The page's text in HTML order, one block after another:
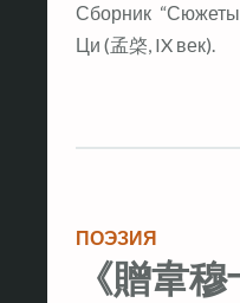
Сборник
Ци (孟棨, IX век).
ПОЭЗИЯ
《贈韋